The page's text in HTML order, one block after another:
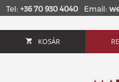
Tel: +36 70 930 4040 Email:
KOSÁR